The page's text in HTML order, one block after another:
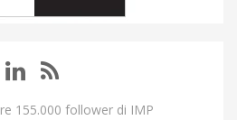
155.000 follower di IMP